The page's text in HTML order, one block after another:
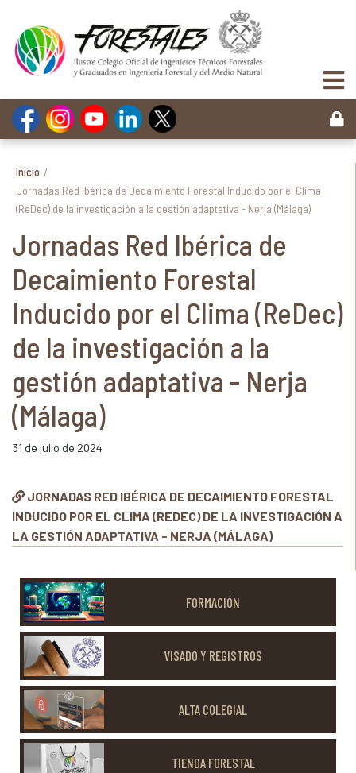
Inicio /
Jornadas Red Ibérica de Decaimiento Forestal Inducido por el Clima
(ReDec) de la investigación a la gestión adaptativa - Nerja (Málaga)
Jornadas Red Ibérica de
Decaimiento Forestal
Inducido por el Clima (ReDec)
de la investigación a la
gestión adaptativa - Nerja
(Málaga)
31 de julio de 2024
JORNADAS RED IBÉRICA DE DECAIMIENTO FORESTAL
INDUCIDO POR EL CLIMA (REDEC) DE LA INVESTIGACIÓN A
LA GESTIÓN ADAPTATIVA - NERJA (MÁLAGA)
FORMACIÓN
VISADO Y REGISTROS
ALTA COLEGIAL
TIENDA FORESTAL